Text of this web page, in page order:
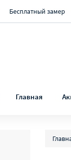
Бесплатный замер
Главная